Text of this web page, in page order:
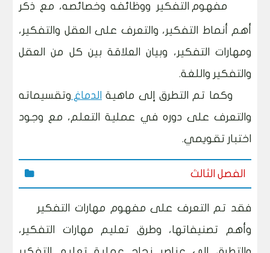
مفهوم التفكير ووظائفه وخصائصه، مع ذكر
أهم أنماط التفكير، والتعرف على العقل والتفكير،
ومهارات التفكير، وبيان العلاقة بين كل من العقل
والتفكير واللغة.
وكما تم التطرق إلى ماهية الدماغ وتقسيماته
والتعرف على دوره في عملية التعلم، مع وجود
اختبار تقويمي.
الفصل الثالث
فقد تم التعرف على مفهوم مهارات التفكير
وأهم تصنيفاتها، وطرق تعليم مهارات التفكير،